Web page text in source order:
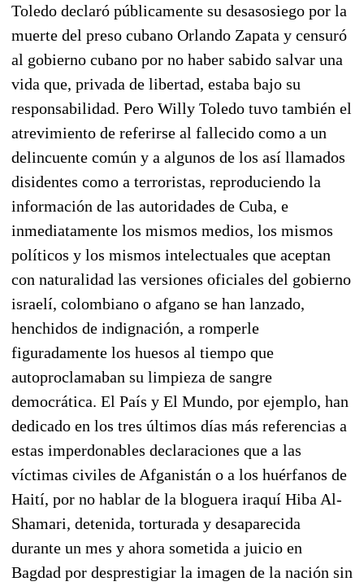
Toledo declaró públicamente su desasosiego por la
muerte del preso cubano Orlando Zapata y censuró
al gobierno cubano por no haber sabido salvar una
vida que, privada de libertad, estaba bajo su
responsabilidad. Pero Willy Toledo tuvo también el
atrevimiento de referirse al fallecido como a un
delincuente común y a algunos de los así llamados
disidentes como a terroristas, reproduciendo la
información de las autoridades de Cuba, e
inmediatamente los mismos medios, los mismos
políticos y los mismos intelectuales que aceptan
con naturalidad las versiones oficiales del gobierno
israelí, colombiano o afgano se han lanzado,
henchidos de indignación, a romperle
figuradamente los huesos al tiempo que
autoproclamaban su limpieza de sangre
democrática. El País y El Mundo, por ejemplo, han
dedicado en los tres últimos días más referencias a
estas imperdonables declaraciones que a las
víctimas civiles de Afganistán o a los huérfanos de
Haití, por no hablar de la bloguera iraquí Hiba Al-
Shamari, detenida, torturada y desaparecida
durante un mes y ahora sometida a juicio en
Bagdad por desprestigiar la imagen de la nación sin